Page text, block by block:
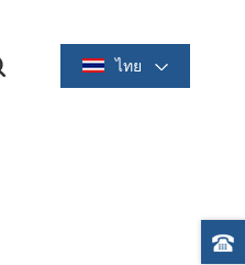
ไทย